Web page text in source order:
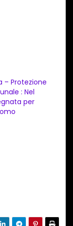
– Protezione
: Nel
per